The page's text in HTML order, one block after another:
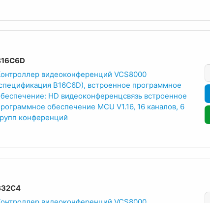
видеоконференций VCS8000
B16C6D), встроенное программное
HD видеоконференцсвязь встроенное
обеспечение MCU V1.16, 16 каналов, 6
конференций